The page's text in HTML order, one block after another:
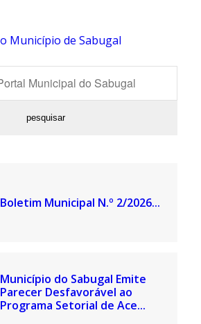
Boletim Municipal N.º 2/2026...
Município do Sabugal Emite
Parecer Desfavorável ao
Programa Setorial de Ace...